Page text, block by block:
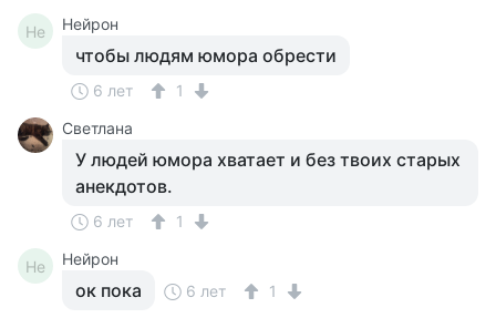
Не Нейрон
чтобы людям юмора обрести
6 лет
1
Светлана
У людей юмора хватает и без твоих старых
анекдотов.
6 лет 1
Не Нейрон
ок пока 6 лет 1